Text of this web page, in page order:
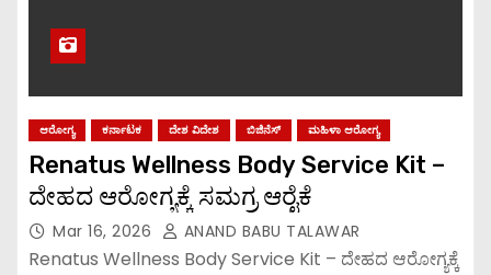
ಆರೋಗ್ಯ ಕರ್ನಾಟಕ ದೇಶ ವಿದೇಶ ಬಿಜಿನೆಸ್ ಮಹಿಳಾ ಆರೋಗ್ಯ
Renatus Wellness Body Service Kit –
ದೇಹದ ಆರೋಗ್ಯಕ್ಕೆ ಸಮಗ್ರ ಆರೈಕೆ
Mar 16, 2026 ANAND BABU TALAWAR
Renatus Wellness Body Service Kit – ದೇಹದ ಆರೋಗ್ಯಕ್ಕೆ